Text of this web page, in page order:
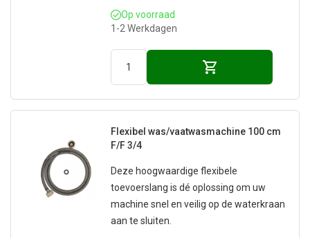
Op voorraad
1-2 Werkdagen
Flexibel was/vaatwasmachine 100 cm
F/F 3/4
Deze hoogwaardige flexibele
toevoerslang is dé oplossing om uw
machine snel en veilig op de waterkraan
aan te sluiten.